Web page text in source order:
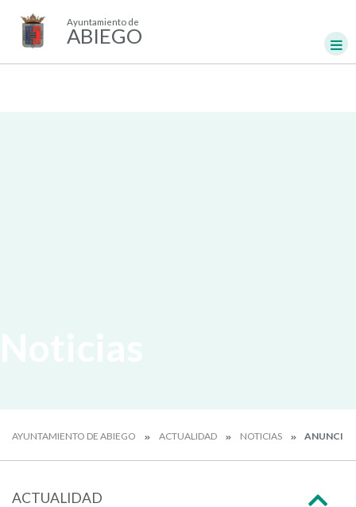
Ayuntamiento de
ABIEGO
AYUNTAMIENTO DE ABIEGO ACTUALIDAD NOTICIAS ANUNCIO
ACTUALIDAD